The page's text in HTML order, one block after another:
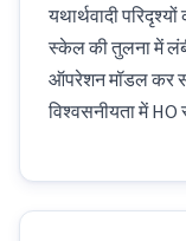
यथार्थवादी
स्केल की तुलना में
ऑपरेशन मॉडल कर
विश्वसनीयता में